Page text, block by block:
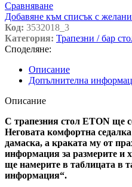
Сравняване
Добавяне към списък с
Код: 3532018_3
Категория: Трапезни / бар
Споделяне:
Описание
Допълнителна
Описание
С трапезния стол ETON ще
Неговата комфортна
дамаска, а краката му от
информация за размерите и
ще намерите в таблицата в
информация“.